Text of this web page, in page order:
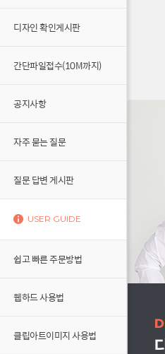
디자인 확인게시판
간단파일접수(10M까지)
공지사항
자주 묻는 질문
질문 답변 게시판
USER GUIDE
쉽고 빠른 주문방법
웹하드 사용법
클립아트이미지 사용법